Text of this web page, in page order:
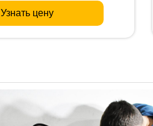
Узнать цену